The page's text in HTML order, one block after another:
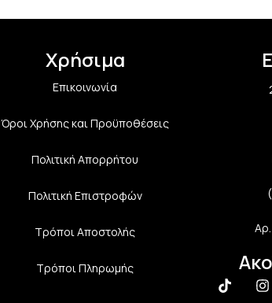
Χρήσιμα
Επικοινωνία
Όροι Χρήσης και Προϋποθέσεις
Πολιτική Aπορρήτου
Πολιτική Επιστροφών
Τρόποι Αποστολής
Τρόποι Πληρωμής